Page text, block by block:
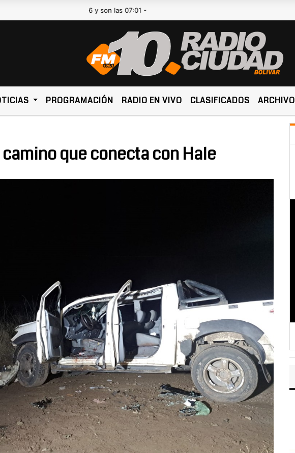
de Agosto de 2026 y son las 07:01 -
PROGRAMACIÓN RADIO EN VIVO CLASIFICADOS ARCHIVO
que conecta con Hale